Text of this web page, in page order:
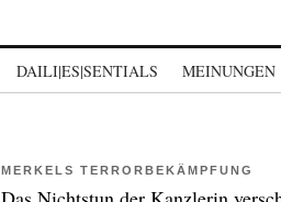
DAILI|ES|SENTIALS MEINUNGEN
MERKELS TERRORBEKÄMPFUNG